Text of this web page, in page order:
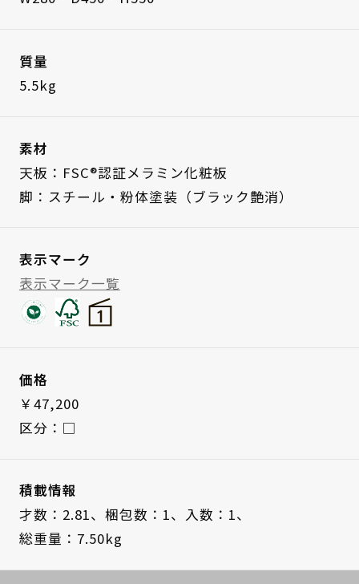
質量
5.5kg
素材
天板：FSC®認証メラミン化粧板
脚：スチール・粉体塗装（ブラック艶消）
表示マーク
表示マーク一覧
価格
￥47,200
区分：□
積載情報
才数：2.81、 梱包数：1、 入数：1、
総重量：7.50kg